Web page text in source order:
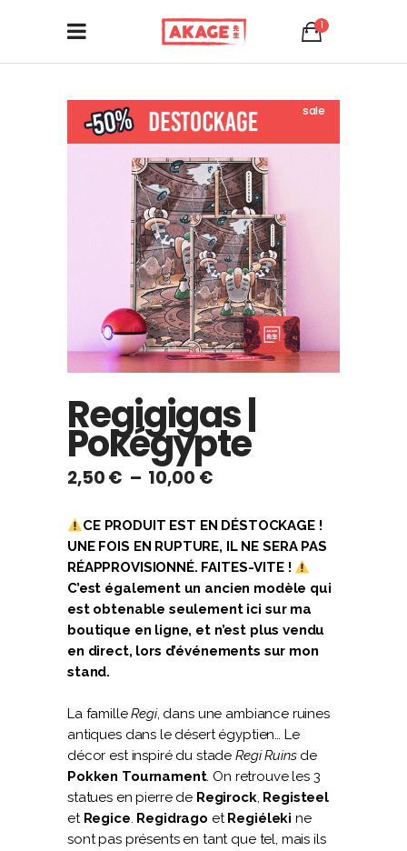
1
sale
Regigigas |
Pokégypte
2,50€ – 10,00 €Plage
prix :
2,50 €
à
10,00 €
CE PRODUIT EST EN DÉSTOCKAGE !
UNE FOIS EN RUPTURE, IL NE SERA PAS
RÉAPPROVISIONNÉ. FAITES-VITE !
C’est également un ancien modèle qui
est obtenable seulement ici sur ma
boutique en ligne, et n’est plus vendu
en direct, lors d’événements sur mon
stand.
La familleRegi, dans une ambiance ruines
antiques dans le désert égyptien… Le
décor est inspiré du stade Regi Ruinsde
Pokken Tournament. On retrouve les 3
statues en pierre de Regirock, Registeel
et Regice. Regidrago etRegiéleki ne
sont pas présents en tant que tel, mais ils